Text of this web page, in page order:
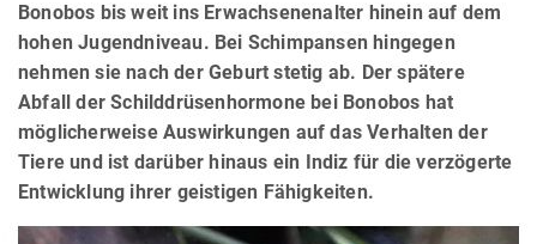
Bonobos bis weit ins Erwachsenenalter hinein auf dem
hohen Jugendniveau. Bei Schimpansen hingegen
nehmen sie nach der Geburt stetig ab. Der spätere
Abfall der Schilddrüsenhormone bei Bonobos hat
möglicherweise Auswirkungen auf das Verhalten der
Tiere und ist darüber hinaus ein Indiz für die verzögerte
Entwicklung ihrer geistigen Fähigkeiten.